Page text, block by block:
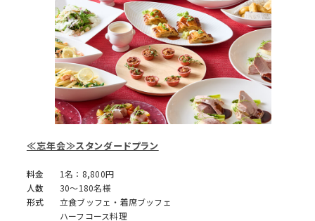
≪忘年会≫スタンダードプラン
料金
1名：8,800円
人数
30～180名様
形式
立食ブッフェ・着席ブッフェ
ハーフコース料理